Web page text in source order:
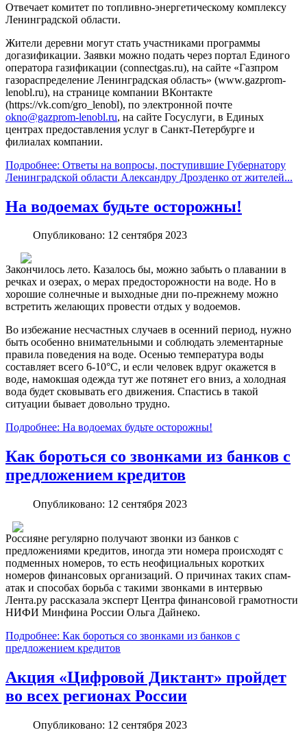
Отвечает комитет по топливно-энергетическому комплексу
Ленинградской области.
Жители деревни могут стать участниками программы
догазификации. Заявки можно подать через портал Единого
оператора газификации (connectgas.ru), на сайте «Газпром
газораспределение Ленинградская область» (www.gazprom-
lenobl.ru), на странице компании ВКонтакте
(https://vk.com/gro_lenobl), по электронной почте
okno@gazprom-lenobl.ru, на сайте Госуслуги, в Единых
центрах предоставления услуг в Санкт-Петербурге и
филиалах компании.
Подробнее: Ответы на вопросы, поступившие Губернатору
Ленинградской области Александру Дрозденко от жителей...
На водоемах будьте осторожны!
Опубликовано: 12 сентября 2023
Закончилось лето. Казалось бы, можно забыть о плавании в
речках и озерах, о мерах предосторожности на воде. Но в
хорошие солнечные и выходные дни по-прежнему можно
встретить желающих провести отдых у водоемов.
Во избежание несчастных случаев в осенний период, нужно
быть особенно внимательными и соблюдать элементарные
правила поведения на воде. Осенью температура воды
составляет всего 6-10°С, и если человек вдруг окажется в
воде, намокшая одежда тут же потянет его вниз, а холодная
вода будет сковывать его движения. Спастись в такой
ситуации бывает довольно трудно.
Подробнее: На водоемах будьте осторожны!
Как бороться со звонками из банков с
предложением кредитов
Опубликовано: 12 сентября 2023
Россияне регулярно получают звонки из банков с
предложениями кредитов, иногда эти номера происходят с
подменных номеров, то есть неофициальных коротких
номеров финансовых организаций. О причинах таких спам-
атак и способах борьба с такими звонками в интервью
Лента.ру рассказала эксперт Центра финансовой грамотности
НИФИ Минфина России Ольга Дайнеко.
Подробнее: Как бороться со звонками из банков с
предложением кредитов
Акция «Цифровой Диктант» пройдет
во всех регионах России
Опубликовано: 12 сентября 2023